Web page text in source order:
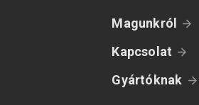
Magunkról
Kapcsolat
Gyártóknak